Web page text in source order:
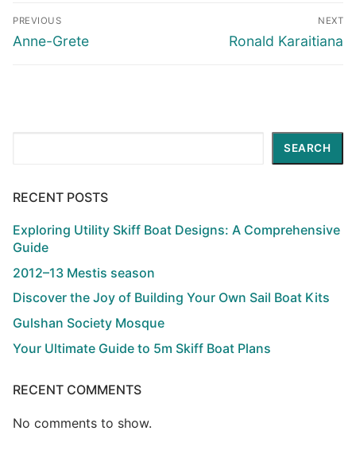
Post
navigation
PREVIOUS
Previous
Anne-Grete
NEXT
Next
Ronald Karaitiana
SEARCH
RECENT POSTS
Exploring Utility Skiff Boat Designs: A Comprehensive
Guide
2012–13 Mestis season
Discover the Joy of Building Your Own Sail Boat Kits
Gulshan Society Mosque
Your Ultimate Guide to 5m Skiff Boat Plans
RECENT COMMENTS
No comments to show.